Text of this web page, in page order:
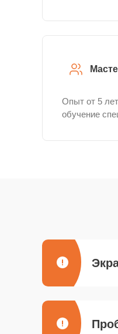
Опыт от 5
обучение